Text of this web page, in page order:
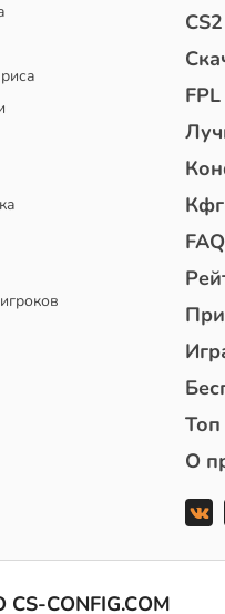
Топ
О
CS-CONFIG.COM